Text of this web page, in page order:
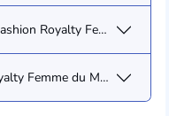
Royalty Femme du
Femme du Monde